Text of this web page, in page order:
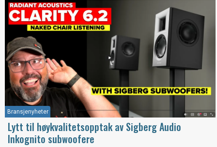
Bransjenyheter
Lytt til høykvalitetsopptak av Sigberg Audio
Inkognito subwoofere